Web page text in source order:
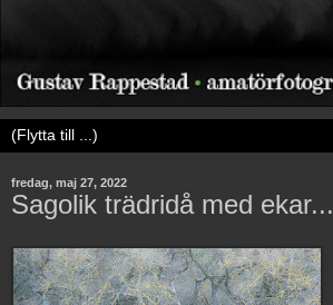
fredag, maj 27, 2022
Sagolik trädridå med ekar...